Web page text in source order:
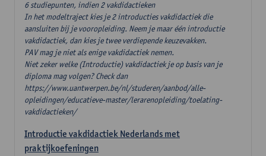
6 studiepunten, indien 2 vakdidactieken
In het modeltraject kies je 2 introducties vakdidactiek die
aansluiten bij je vooropleiding. Neem je maar één introductie
vakdidactiek, dan kies je twee verdiepende keuzevakken.
PAV mag je niet als enige vakdidactiek nemen.
Niet zeker welke (Introductie) vakdidactiek je op basis van je
diploma mag volgen? Check dan
https://www.uantwerpen.be/nl/studeren/aanbod/alle-
opleidingen/educatieve-master/lerarenopleiding/toelating-
vakdidactieken/
Introductie vakdidactiek Nederlands met
praktijkoefeningen